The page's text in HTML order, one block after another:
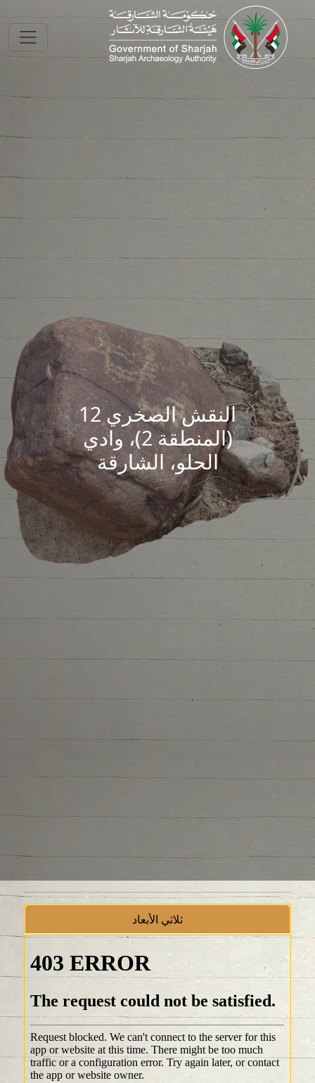
Skip to main
النقش الصخري 12
(المنطقة 2)، وادي
الحلو، الشارقة
ثلاثي الأبعاد